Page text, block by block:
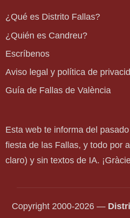
¿Qué es Distrito Fallas?
¿Quién es Candreu?
Escríbenos
Aviso legal y política de
Guía de Fallas de València
Esta web te informa del
fiesta de las Fallas, y todo por
claro) y sin textos de IA.
Copyright 2000-2026 —